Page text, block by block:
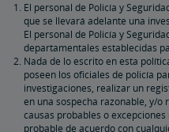
El personal de Policía y
que se llevará adelante una
El personal de Policía y
departamentales establecidas
Nada de lo escrito en esta
poseen los oficiales de policía
investigaciones, realizar un
en una sospecha razonable, y/o
causas probables o
probable de acuerdo con